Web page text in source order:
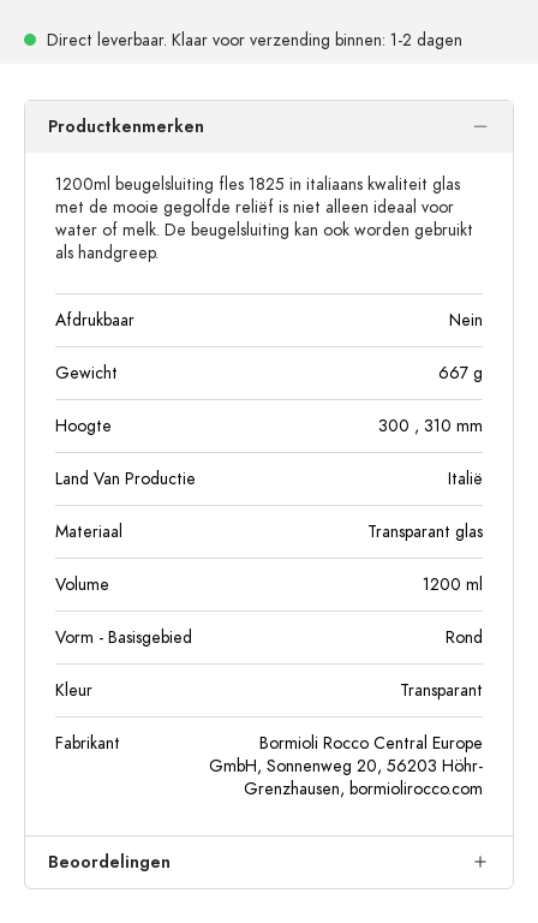
Direct leverbaar. Klaar voor verzending binnen: 1-2 dagen
Productkenmerken
1200ml beugelsluiting fles 1825 in italiaans kwaliteit glas
met de mooie gegolfde reliëf is niet alleen ideaal voor
water of melk. De beugelsluiting kan ook worden gebruikt
als handgreep.
Afdrukbaar Nein
Gewicht 667 g
Hoogte 300 , 310 mm
Land Van Productie Italië
Materiaal Transparant glas
Volume 1200 ml
Vorm - Basisgebied Rond
Kleur Transparant
Fabrikant
Bormioli Rocco Central Europe
GmbH, Sonnenweg 20, 56203 Höhr-
Grenzhausen, bormiolirocco.com
Beoordelingen